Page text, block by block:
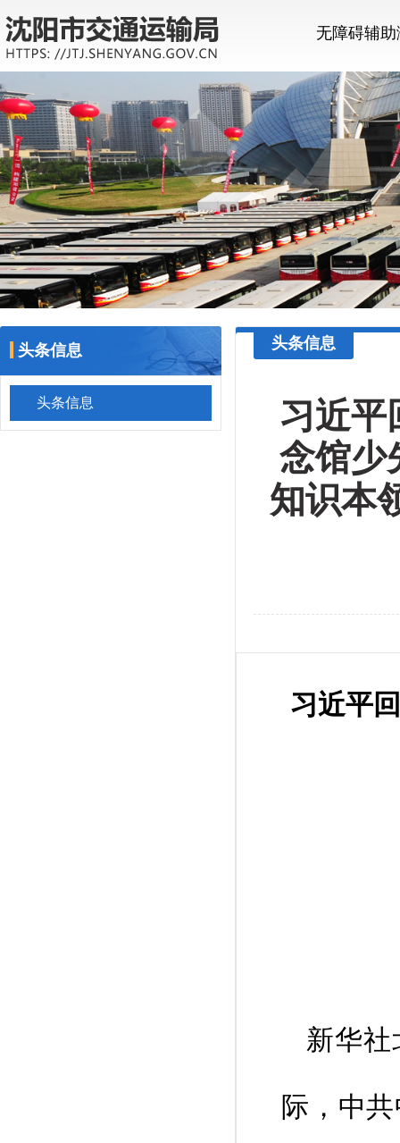
无障碍辅
头条信息
头条信息
头条信息
习近平
念馆少
知识本
习近平
新华
际，中